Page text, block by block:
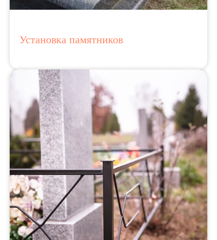
Установка памятников